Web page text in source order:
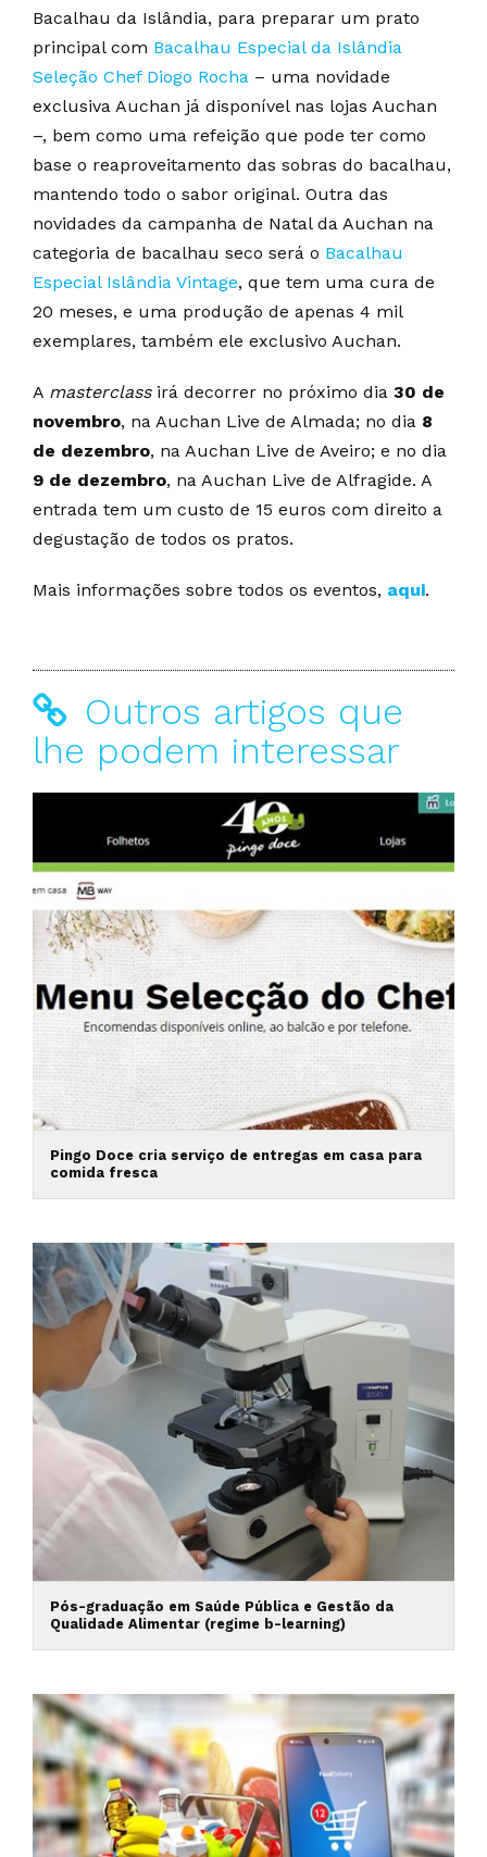
Bacalhau da Islândia, para preparar um prato
principal com Bacalhau Especial da Islândia
Seleção Chef Diogo Rocha – uma novidade
exclusiva Auchan já disponível nas lojas Auchan
–, bem como uma refeição que pode ter como
base o reaproveitamento das sobras do bacalhau,
mantendo todo o sabor original. Outra das
novidades da campanha de Natal da Auchan na
categoria de bacalhau seco será o Bacalhau
Especial Islândia Vintage, que tem uma cura de
20 meses, e uma produção de apenas 4 mil
exemplares, também ele exclusivo Auchan.
A masterclass irá decorrer no próximo dia 30 de
novembro, na Auchan Live de Almada; no dia 8
de dezembro, na Auchan Live de Aveiro; e no dia
9 de dezembro, na Auchan Live de Alfragide. A
entrada tem um custo de 15 euros com direito a
degustação de todos os pratos.
Mais informações sobre todos os eventos, aqui.
Outros artigos que
lhe podem interessar
Pingo Doce cria serviço de entregas em casa para
comida fresca
Pós-graduação em Saúde Pública e Gestão da
Qualidade Alimentar (regime b-learning)